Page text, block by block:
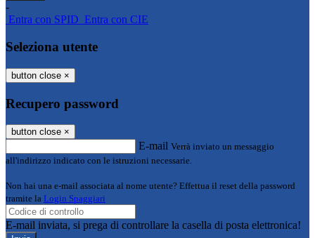
-
Entra con SPID Entra con CIE
Seleziona utente
button close ×
Recupero password
button close ×
E-mail Verrà inviato un messaggio
all'indirizzo indicato con le istruzioni necessarie.
Non hai una e-mail associata al nome utente? Effettua il reset della password
tramite la Login Spaggiari
E-mail inviata, si prega di controllare la casella di posta elettronica!